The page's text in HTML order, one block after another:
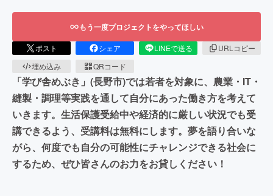
もう一度プロジェクトをやってほしい
ポスト シェア LINEで送る
URLコピー
埋め込み
QRコード
「学び舎めぶき」(長野市)では若者を対象に、農業・IT・
縫製・調理等実践を通して自分にあった働き方を考えて
いきます。生活保護受給中や経済的に厳しい状況でも受
講できるよう、受講料は無料にします。夢を語り合いな
がら、何度でも自分の可能性にチャレンジできる社会に
するため、ぜひ皆さんのお力をお貸しください！